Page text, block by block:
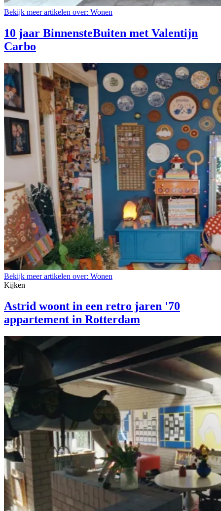
Bekijk meer artikelen over: Wonen
10 jaar BinnensteBuiten met Valentijn
Carbo
Bekijk meer artikelen over: Wonen
Kijken
Astrid woont in een retro jaren '70
appartement in Rotterdam